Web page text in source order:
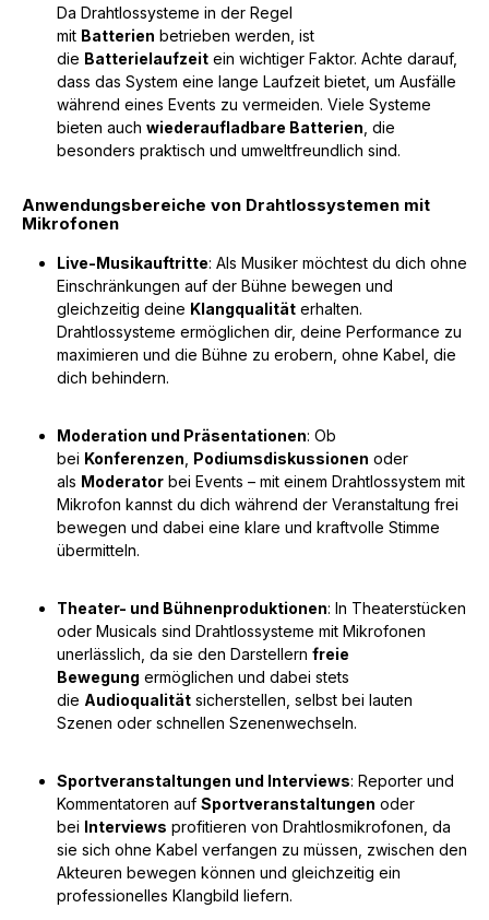
Da Drahtlossysteme in der Regel
mit Batterien betrieben werden, ist
die Batterielaufzeit ein wichtiger Faktor. Achte darauf,
dass das System eine lange Laufzeit bietet, um Ausfälle
während eines Events zu vermeiden. Viele Systeme
bieten auch wiederaufladbare Batterien , die
besonders praktisch und umweltfreundlich sind.
Anwendungsbereiche von Drahtlossystemen mit
Mikrofonen
Live-Musikauftritte: Als Musiker möchtest du dich ohne
Einschränkungen auf der Bühne bewegen und
gleichzeitig deine Klangqualität erhalten.
Drahtlossysteme ermöglichen dir, deine Performance zu
maximieren und die Bühne zu erobern, ohne Kabel, die
dich behindern.
Moderation und Präsentationen: Ob
bei Konferenzen Podiumsdiskussionen oder
als Moderator bei Events – mit einem Drahtlossystem mit
Mikrofon kannst du dich während der Veranstaltung frei
bewegen und dabei eine klare und kraftvolle Stimme
übermitteln.
Theater- und Bühnenproduktionen: In Theaterstücken
oder Musicals sind Drahtlossysteme mit Mikrofonen
unerlässlich, da sie den Darstellern freie
Bewegung ermöglichen und dabei stets
die Audioqualität sicherstellen, selbst bei lauten
Szenen oder schnellen Szenenwechseln.
Sportveranstaltungen und Interviews: Reporter und
Kommentatoren auf Sportveranstaltungen oder
bei Interviews profitieren von Drahtlosmikrofonen, da
sie sich ohne Kabel verfangen zu müssen, zwischen den
Akteuren bewegen können und gleichzeitig ein
professionelles Klangbild liefern.